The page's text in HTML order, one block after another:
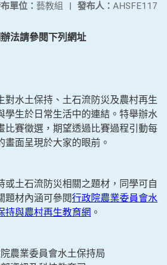
發布人： AHSFE117
單位： 藝教組 |
法請參閱下列網址
對水土保持、土石流防災及農村再生
學生於日常生活中的連結。特舉辦水
比賽徵選，期望透過比賽過程引動每
面呈現於大家的眼前。
或土石流防災相關之題材，同學可自
題材內涵可參閱行政院農業委員會水
持與農村再生教育網 。
農業委員會水土保持局